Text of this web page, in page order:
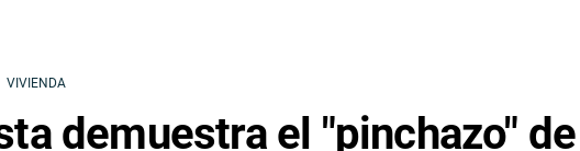
VIVIENDA
demuestra el "pinchazo" de